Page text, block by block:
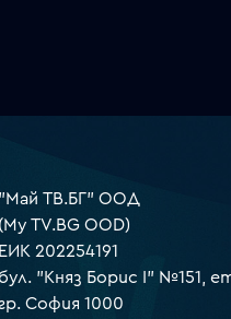
"Май ТВ.БГ" ООД
(My TV.BG OOD)
ЕИК 202254191
бул. "Княз Борис I" №151,
гр. София 1000